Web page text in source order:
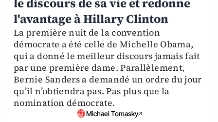
l'avantage à Hillary Clinton
La première nuit de la convention
démocrate a été celle de Michelle Obama,
qui a donné le meilleur discours jamais fait
par une première dame. Parallèlement,
Bernie Sanders a demandé un ordre du jour
qu’il n’obtiendra pas. Pas plus que la
nomination démocrate.
Michael Tomasky